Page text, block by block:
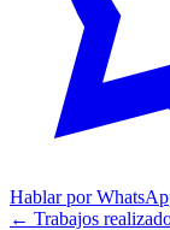
Hablar por
← Trabajos